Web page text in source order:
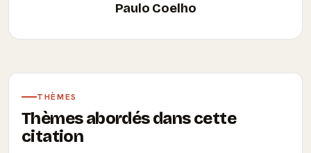
Paulo Coelho
THÈMES
Thèmes abordés dans cette
citation